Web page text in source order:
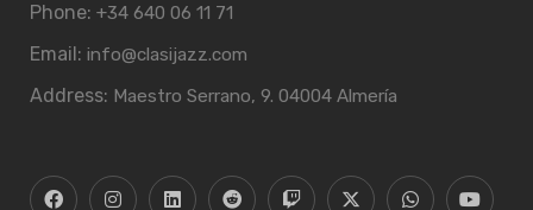
Phone: +34 640 06 11 71
Email: info@clasijazz.com
Address: Maestro Serrano, 9. 04004 Almería